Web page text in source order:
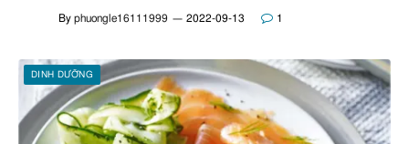
By phuongle16111999 2022-09-13 1
DINH DƯỠNG